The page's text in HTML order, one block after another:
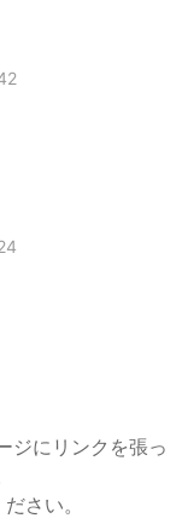
ジにリンクを張っ
さい。